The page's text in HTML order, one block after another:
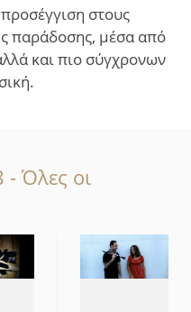
στους
παράδοσης, μέσα από
και πιο σύγχρονων
Όλες οι